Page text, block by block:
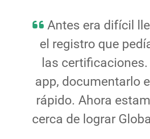
Antes era difícil
el registro que
las certificaciones.
app, documentarlo
rápido. Ahora
cerca de lograr
Ahora puedo
mejor mis labores
sé exactamente
actividades debo
Usar tecnología
me ha ahorrado
La plataforma
intuitiva. Aunque
experto en
usarla desde el
para mejorar mi
campo.